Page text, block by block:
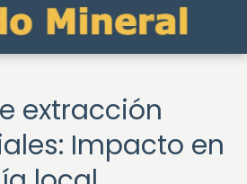
extracción
Impacto en